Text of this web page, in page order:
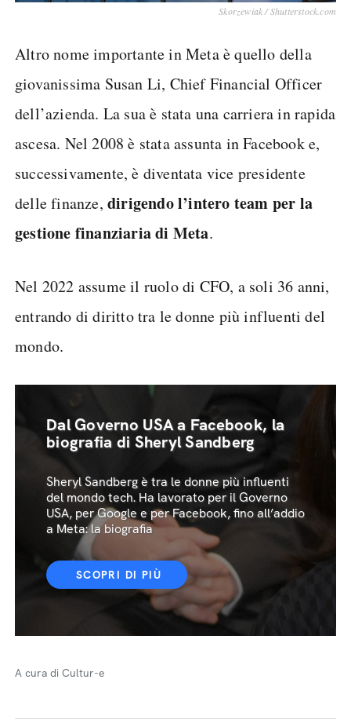
Skorzewiak / Shutterstock.com
Altro nome importante in Meta è quello della
giovanissima Susan Li, Chief Financial Officer
dell’azienda. La sua è stata una carriera in rapida
ascesa. Nel 2008 è stata assunta in Facebook e,
successivamente, è diventata vice presidente
delle finanze, dirigendo l’intero team per la
gestione finanziaria di Meta.
Nel 2022 assume il ruolo di CFO, a soli 36 anni,
entrando di diritto tra le donne più influenti del
mondo.
Dal Governo USA a Facebook, la
biografia di Sheryl Sandberg
Sheryl Sandberg è tra le donne più influenti
del mondo tech. Ha lavorato per il Governo
USA, per Google e per Facebook, fino all’addio
a Meta: la biografia
SCOPRI DI PIÙ
A cura di Cultur-e